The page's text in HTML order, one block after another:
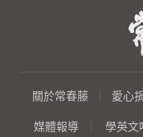
關於常春藤 愛心
媒體報導 學英文